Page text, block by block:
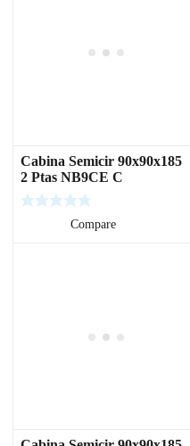
Cabina Semicir 90x90x185
2 Ptas NB9CE C
Compare